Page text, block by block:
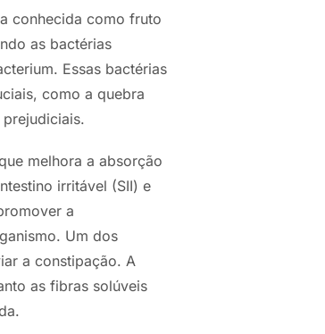
conhecida como fruto
as bactérias
Essas bactérias
como a quebra
melhora a absorção
irritável (SII) e
a
Um dos
a constipação. A
as fibras solúveis